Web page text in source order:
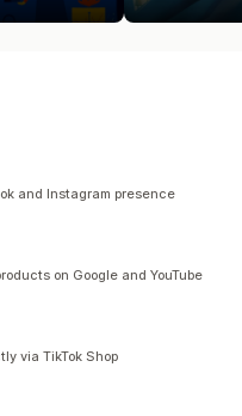
and Instagram presence
on Google and YouTube
via TikTok Shop